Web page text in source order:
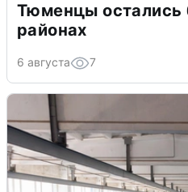
Тюменцы остались
районах
6 августа 7